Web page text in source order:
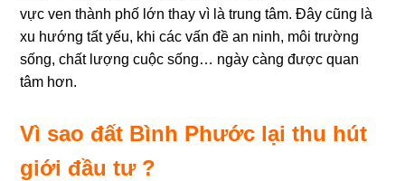
vực ven thành phố lớn thay vì là trung tâm. Đây cũng là
xu hướng tất yếu, khi các vấn đề an ninh, môi trường
sống, chất lượng cuộc sống… ngày càng được quan
tâm hơn.
Vì sao đất Bình Phước lại thu hút
giới đầu tư ?